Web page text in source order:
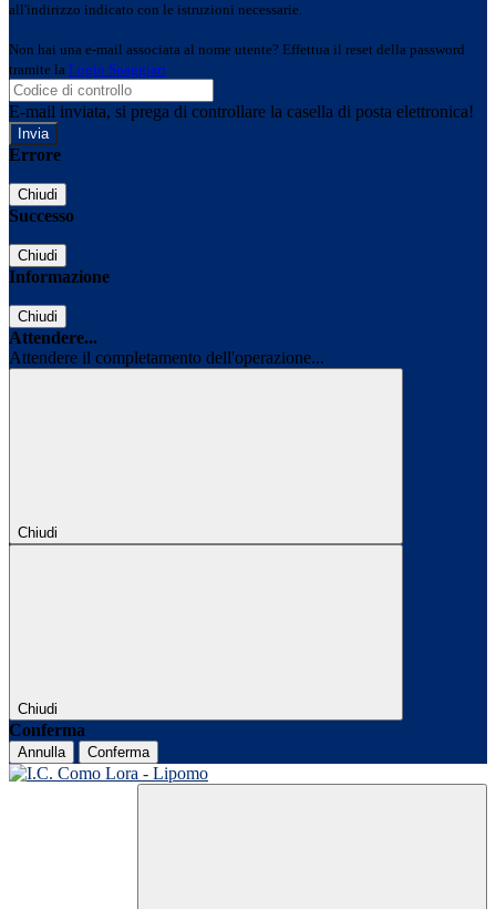
all'indirizzo indicato con le istruzioni necessarie.
Non hai una e-mail associata al nome utente? Effettua il reset della password
tramite la Login Spaggiari
E-mail inviata, si prega di controllare la casella di posta elettronica!
Errore
Chiudi
Successo
Chiudi
Informazione
Chiudi
Attendere...
Attendere il completamento dell'operazione...
Chiudi
Chiudi
Conferma
Annulla Conferma